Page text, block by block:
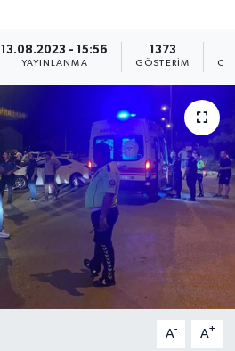
13.08.2023 - 15:56
YAYINLANMA
1373
GÖSTERIM
A- A+